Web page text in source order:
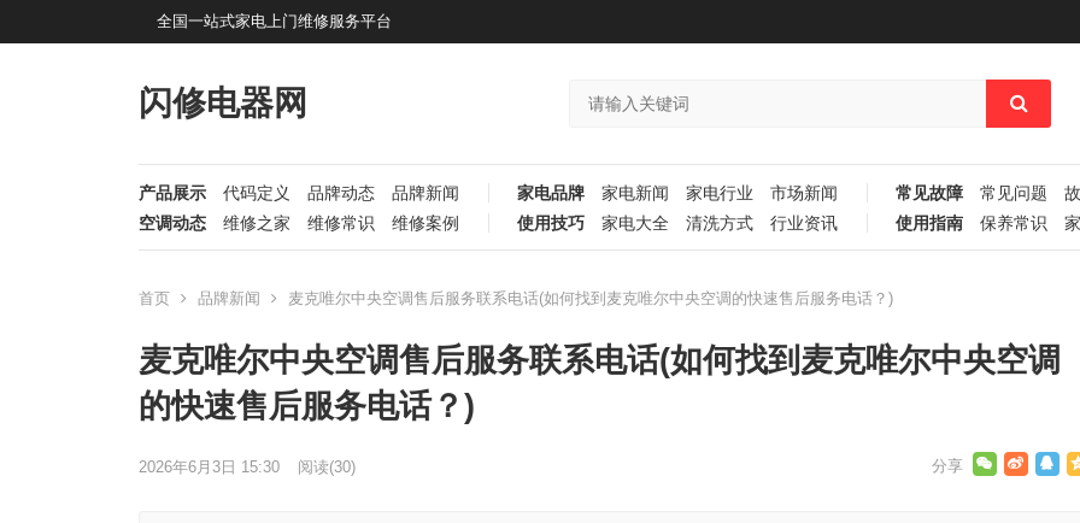
全国一站式家电上门维修服务平台
闪修电器网
产品展示 代码定义 品牌动态 品牌新闻 家电品牌 家电新闻 家电行业 市场新闻 常见故障 常见问题
空调动态
维修之家 维修常识 维修案例 使用技巧 家电大全 清洗方式 行业资讯 使用指南 保养常识
首页 品牌新闻 麦克唯尔中央空调售后服务联系电话(如何找到麦克唯尔中央空调的快速售后服务电话？)
麦克唯尔中央空调售后服务联系电话(如何找到麦克唯尔中央空调
的快速售后服务电话？)
2026年6月3日 15:30 阅读(30)